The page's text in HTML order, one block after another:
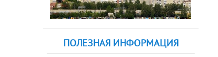
ПОЛЕЗНАЯ ИНФОРМАЦИЯ